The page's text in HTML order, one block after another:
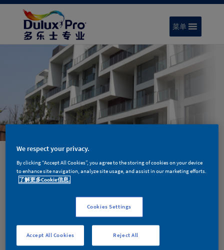
菜单
专业外墙腻子 188
适用于建筑物外墙找平，修补的双组分外
墙腻子。与各种建筑外墙涂料搭配使用，
能保证涂料的装饰和保护性能，避免由于
底材问题造成的漆膜开裂，剥落等现象的
发生。
We respect your privacy.
By clicking “Accept All Cookies”, you agree to the storing of cookies on your device
to enhance site navigation, analyze site usage, and assist in our marketing efforts.
了解更多Cookie信息.
Cookies Settings
Reject All
Accept All Cookies